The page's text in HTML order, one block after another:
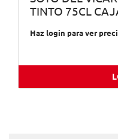
TINTO 75CL
Haz login para ver